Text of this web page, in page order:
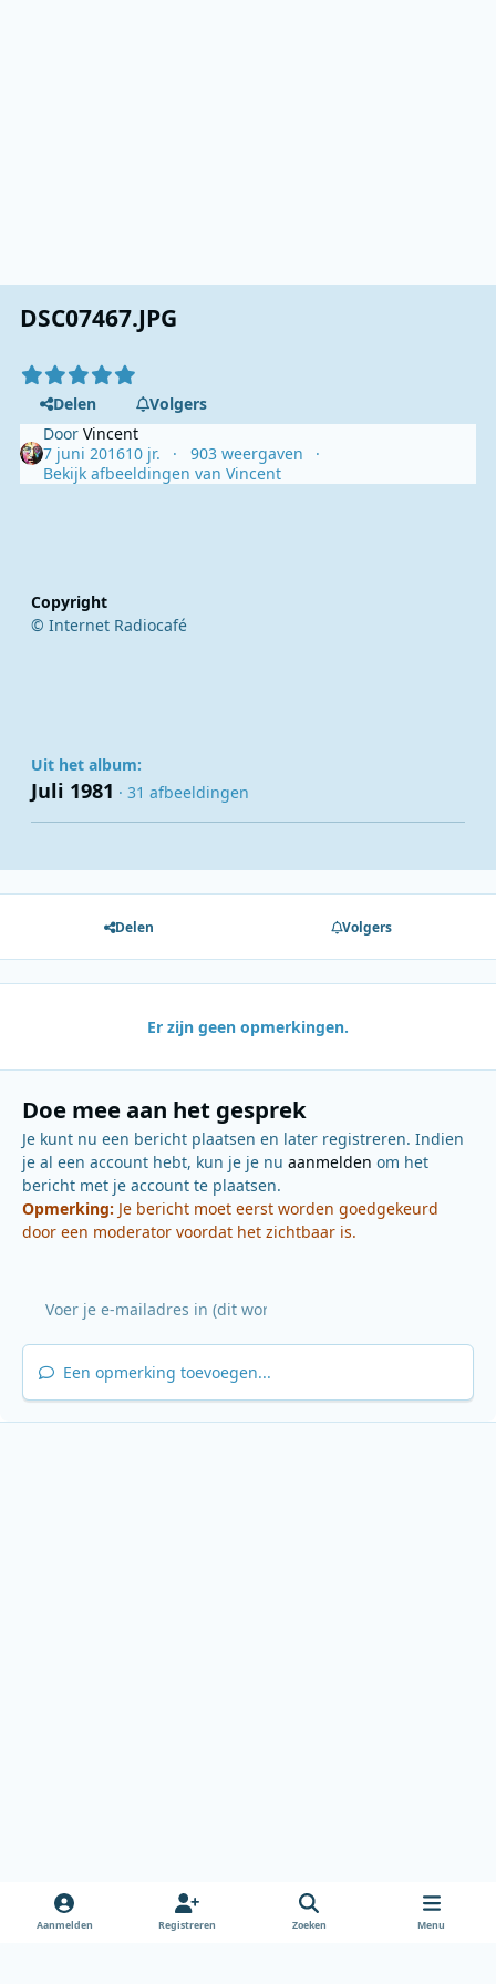
DSC07467.JPG
Delen
Volgers
DoorVincent
7 juni 201610 jr.
903 weergaven
Bekijk afbeeldingen van Vincent
Copyright
© Internet Radiocafé
Uit het album:
Juli 1981 · 31 afbeeldingen
Delen Volgers
Er zijn geen opmerkingen.
Doe mee aan het gesprek
Je kunt nu een bericht plaatsen en later registreren. Indien
je al een account hebt, kun je je nu aanmelden om het
bericht met je account te plaatsen.
Opmerking: Je bericht moet eerst worden goedgekeurd
door een moderator voordat het zichtbaar is.
Een opmerking toevoegen...
Aanmelden Registreren Zoeken Menu